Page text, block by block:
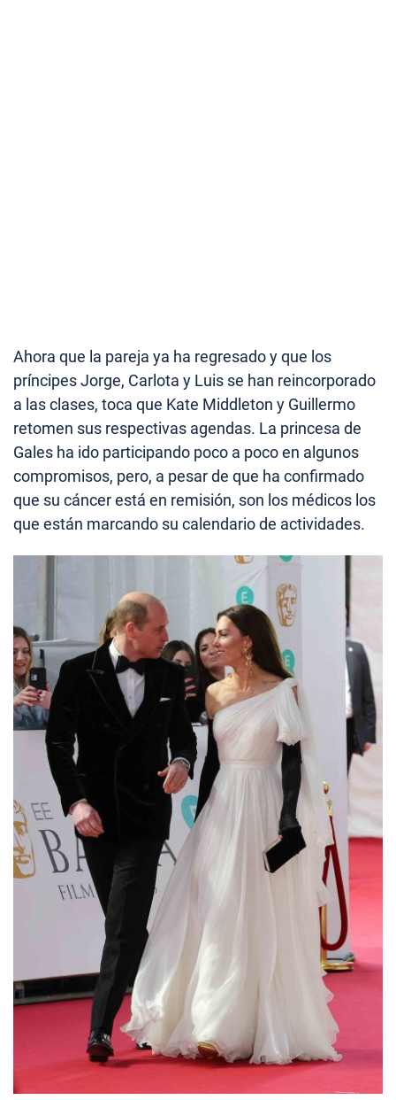
Ahora que la pareja ya ha regresado y que los
príncipes Jorge, Carlota y Luis se han reincorporado
a las clases, toca que Kate Middleton y Guillermo
retomen sus respectivas agendas. La princesa de
Gales ha ido participando poco a poco en algunos
compromisos, pero, a pesar de que ha confirmado
que su cáncer está en remisión, son los médicos los
que están marcando su calendario de actividades.